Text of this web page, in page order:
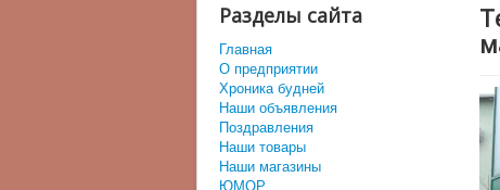
Разделы сайта
Главная
О предприятии
Хроника будней
Наши объявления
Поздравления
Наши товары
Наши магазины
ЮМОР